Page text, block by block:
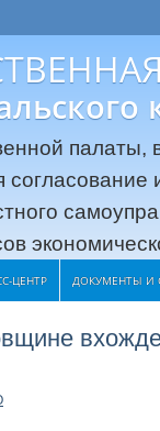
палаты,
ЦЕНТР ДОКУМЕНТЫ И